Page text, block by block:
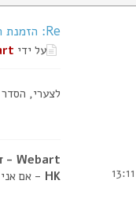
Re: הזמנת תעודות החבר של הסליק
על ידי
לצערי,
Webart - דביר, מייסד הסליק
HK - אם